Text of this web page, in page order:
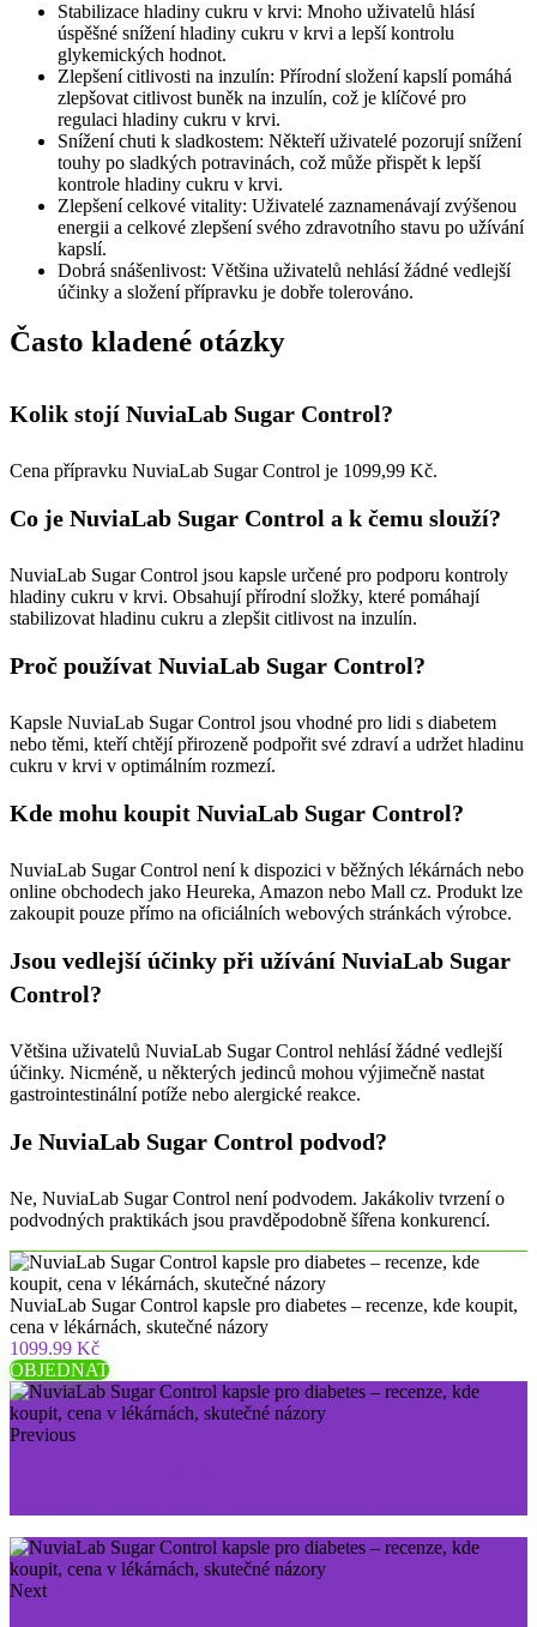
Stabilizace hladiny cukru v krvi: Mnoho uživatelů hlásí
úspěšné snížení hladiny cukru v krvi a lepší kontrolu
glykemických hodnot.
Zlepšení citlivosti na inzulín: Přírodní složení kapslí pomáhá
zlepšovat citlivost buněk na inzulín, což je klíčové pro
regulaci hladiny cukru v krvi.
Snížení chuti k sladkostem: Někteří uživatelé pozorují snížení
touhy po sladkých potravinách, což může přispět k lepší
kontrole hladiny cukru v krvi.
Zlepšení celkové vitality: Uživatelé zaznamenávají zvýšenou
energii a celkové zlepšení svého zdravotního stavu po užívání
kapslí.
Dobrá snášenlivost: Většina uživatelů nehlásí žádné vedlejší
účinky a složení přípravku je dobře tolerováno.
Často kladené otázky
Kolik stojí NuviaLab Sugar Control?
Cena přípravku NuviaLab Sugar Control je 1099,99 Kč.
Co je NuviaLab Sugar Control a k čemu slouží?
NuviaLab Sugar Control jsou kapsle určené pro podporu kontroly
hladiny cukru v krvi. Obsahují přírodní složky, které pomáhají
stabilizovat hladinu cukru a zlepšit citlivost na inzulín.
Proč používat NuviaLab Sugar Control?
Kapsle NuviaLab Sugar Control jsou vhodné pro lidi s diabetem
nebo těmi, kteří chtějí přirozeně podpořit své zdraví a udržet hladinu
cukru v krvi v optimálním rozmezí.
Kde mohu koupit NuviaLab Sugar Control?
NuviaLab Sugar Control není k dispozici v běžných lékárnách nebo
online obchodech jako Heureka, Amazon nebo Mall cz. Produkt lze
zakoupit pouze přímo na oficiálních webových stránkách výrobce.
Jsou vedlejší účinky při užívání NuviaLab Sugar
Control?
Většina uživatelů NuviaLab Sugar Control nehlásí žádné vedlejší
účinky. Nicméně, u některých jedinců mohou výjimečně nastat
gastrointestinální potíže nebo alergické reakce.
Je NuviaLab Sugar Control podvod?
Ne, NuviaLab Sugar Control není podvodem. Jakákoliv tvrzení o
podvodných praktikách jsou pravděpodobně šířena konkurencí.
NuviaLab Sugar Control kapsle pro diabetes – recenze, kde koupit,
cena v lékárnách, skutečné názory
1099.99 Kč
OBJEDNAT
Previous
Next